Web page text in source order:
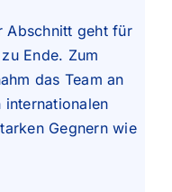
Abschnitt geht für
Ende. Zum
das Team an
internationalen
Gegnern wie